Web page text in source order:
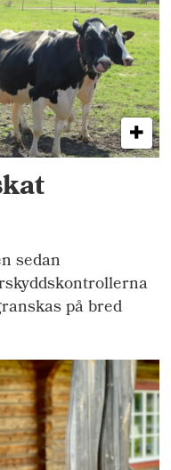
sedan
på bred